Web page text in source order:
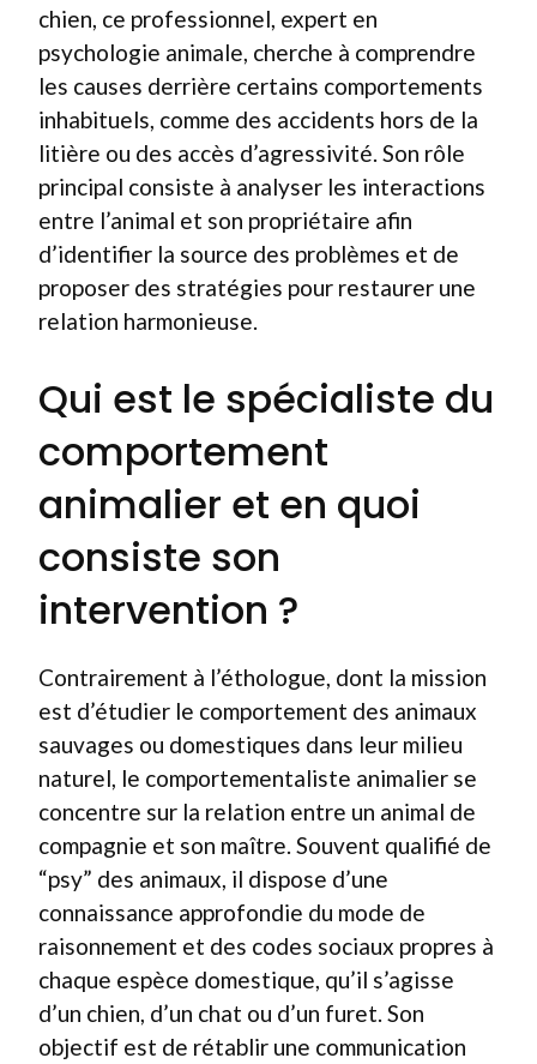
chien, ce professionnel, expert en
psychologie animale, cherche à comprendre
les causes derrière certains comportements
inhabituels, comme des accidents hors de la
litière ou des accès d’agressivité. Son rôle
principal consiste à analyser les interactions
entre l’animal et son propriétaire afin
d’identifier la source des problèmes et de
proposer des stratégies pour restaurer une
relation harmonieuse.
Qui est le spécialiste du
comportement
animalier et en quoi
consiste son
intervention ?
Contrairement à l’éthologue, dont la mission
est d’étudier le comportement des animaux
sauvages ou domestiques dans leur milieu
naturel, le comportementaliste animalier se
concentre sur la relation entre un animal de
compagnie et son maître. Souvent qualifié de
“psy” des animaux, il dispose d’une
connaissance approfondie du mode de
raisonnement et des codes sociaux propres à
chaque espèce domestique, qu’il s’agisse
d’un chien, d’un chat ou d’un furet. Son
objectif est de rétablir une communication